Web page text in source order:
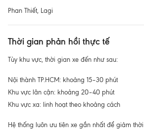
Phan Thiết, Lagi
Thời gian phản hồi thực tế
Tùy khu vực, thời gian xe đến như sau:
Nội thành TP.HCM: khoảng 15–30 phút
Khu vực lân cận: khoảng 20–40 phút
Khu vực xa: linh hoạt theo khoảng cách
Hệ thống luôn ưu tiên xe gần nhất để giảm